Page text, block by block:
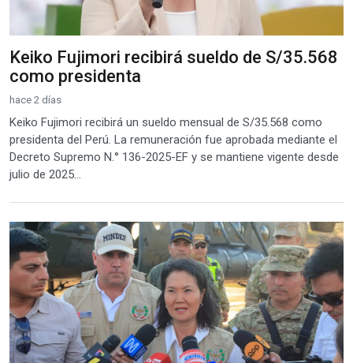
Keiko Fujimori recibirá sueldo de S/35.568
como presidenta
hace 2 días
Keiko Fujimori recibirá un sueldo mensual de S/35.568 como
presidenta del Perú. La remuneración fue aprobada mediante el
Decreto Supremo N.° 136-2025-EF y se mantiene vigente desde
julio de 2025...